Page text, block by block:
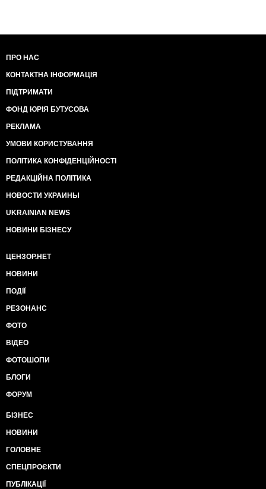
ПРО НАС
КОНТАКТНА ІНФОРМАЦІЯ
ПІДТРИМАТИ
ФОНД ЮРІЯ БУТУСОВА
РЕКЛАМА
УМОВИ КОРИСТУВАННЯ
ПОЛІТИКА КОНФІДЕНЦІЙНОСТІ
РЕДАКЦІЙНА ПОЛІТИКА
НОВОСТИ УКРАИНЫ
UKRAINIAN NEWS
НОВИНИ БІЗНЕСУ
ЦЕНЗОР.НЕТ
НОВИНИ
ПОДІЇ
РЕЗОНАНС
ФОТО
ВІДЕО
ФОТОШОПИ
БЛОГИ
ФОРУМ
БІЗНЕС
НОВИНИ
ГОЛОВНЕ
СПЕЦПРОЄКТИ
ПУБЛІКАЦІЇ